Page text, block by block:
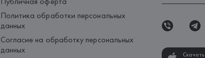
Политика обработки персональных
данных
Согласие на обработку персональных
данных
Скачать